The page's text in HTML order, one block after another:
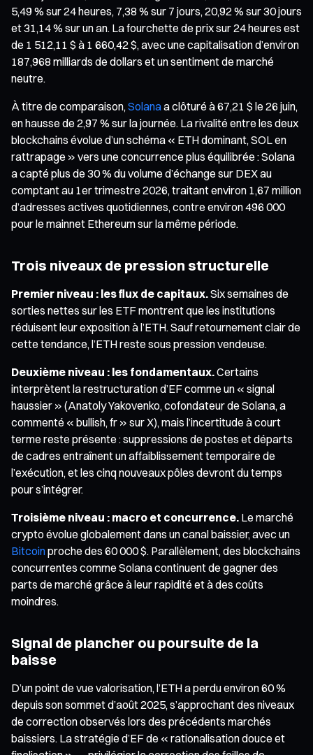
5,49 % sur 24 heures, 7,38 % sur 7 jours, 20,92 % sur 30 jours
et 31,14 % sur un an. La fourchette de prix sur 24 heures est
de 1 512,11 $ à 1 660,42 $, avec une capitalisation d’environ
187,968 milliards de dollars et un sentiment de marché
neutre.
À titre de comparaison, Solanaa clôturé à 67,21 $ le 26 juin,
en hausse de 2,97 % sur la journée. La rivalité entre les deux
blockchains évolue d’un schéma « ETH dominant, SOL en
rattrapage » vers une concurrence plus équilibrée : Solana
a capté plus de 30 % du volume d’échange sur DEX au
comptant au 1er trimestre 2026, traitant environ 1,67 million
d’adresses actives quotidiennes, contre environ 496 000
pour le mainnet Ethereum sur la même période.
Trois niveaux de pression structurelle
Premier niveau : les flux de capitaux.Six semaines de
sorties nettes sur les ETF montrent que les institutions
réduisent leur exposition à l’ETH. Sauf retournement clair de
cette tendance, l’ETH reste sous pression vendeuse.
Deuxième niveau : les fondamentaux.Certains
interprètent la restructuration d’EF comme un « signal
haussier » (Anatoly Yakovenko, cofondateur de Solana, a
commenté « bullish, fr » sur X), mais l’incertitude à court
terme reste présente : suppressions de postes et départs
de cadres entraînent un affaiblissement temporaire de
l’exécution, et les cinq nouveaux pôles devront du temps
pour s’intégrer.
Troisième niveau : macro et concurrence. Le marché
crypto évolue globalement dans un canal baissier, avec un
Bitcoinproche des 60 000 $. Parallèlement, des blockchains
concurrentes comme Solana continuent de gagner des
parts de marché grâce à leur rapidité et à des coûts
moindres.
Signal de plancher ou poursuite de la
baisse
D’un point de vue valorisation, l’ETH a perdu environ 60 %
depuis son sommet d’août 2025, s’approchant des niveaux
de correction observés lors des précédents marchés
baissiers. La stratégie d’EF de « rationalisation douce et